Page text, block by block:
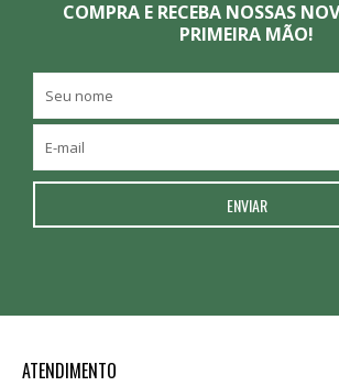
COMPRA E RECEBA NOSSAS
PRIMEIRA MÃO!
ATENDIMENTO